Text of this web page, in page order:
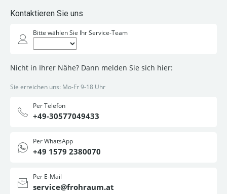
Kontaktieren Sie uns
Bitte wählen Sie Ihr Service-Team
Nicht in Ihrer Nähe? Dann melden Sie sich hier:
Sie erreichen uns: Mo-Fr 9-18 Uhr
Per Telefon
+49-30577049433
Per WhatsApp
+49 1579 2380070
Per E-Mail
service@frohraum.at